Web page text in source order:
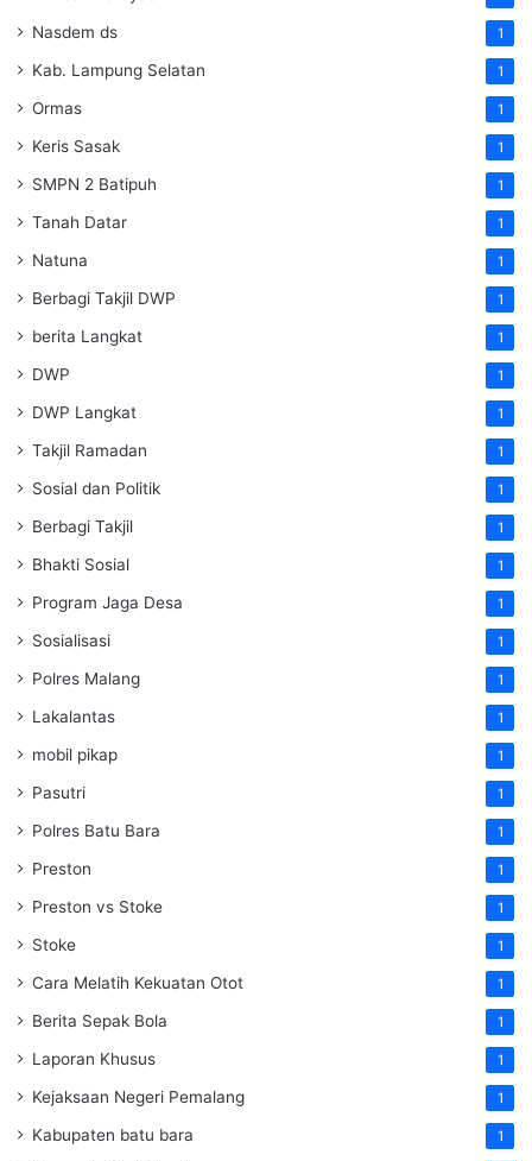
Nasdem ds 1
Kab. Lampung Selatan 1
Ormas 1
Keris Sasak 1
SMPN 2 Batipuh 1
Tanah Datar 1
Natuna 1
Berbagi Takjil DWP 1
berita Langkat 1
DWP 1
DWP Langkat 1
Takjil Ramadan 1
Sosial dan Politik 1
Berbagi Takjil 1
Bhakti Sosial 1
Program Jaga Desa 1
Sosialisasi 1
Polres Malang 1
Lakalantas 1
mobil pikap 1
Pasutri 1
Polres Batu Bara 1
Preston 1
Preston vs Stoke 1
Stoke 1
Cara Melatih Kekuatan Otot 1
Berita Sepak Bola 1
Laporan Khusus 1
Kejaksaan Negeri Pemalang 1
Kabupaten batu bara 1